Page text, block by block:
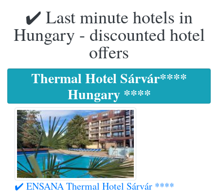
✔️ Last minute hotels in
Hungary - discounted hotel
offers
Thermal Hotel Sárvár****
Hungary ****
✔️ ENSANA Thermal Hotel Sárvár ****